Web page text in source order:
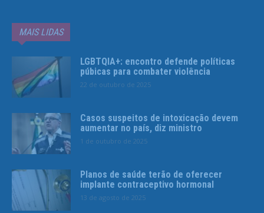
MAIS LIDAS
LGBTQIA+: encontro defende políticas
púbicas para combater violência
22 de outubro de 2025
Casos suspeitos de intoxicação devem
aumentar no país, diz ministro
1 de outubro de 2025
Planos de saúde terão de oferecer
implante contraceptivo hormonal
13 de agosto de 2025